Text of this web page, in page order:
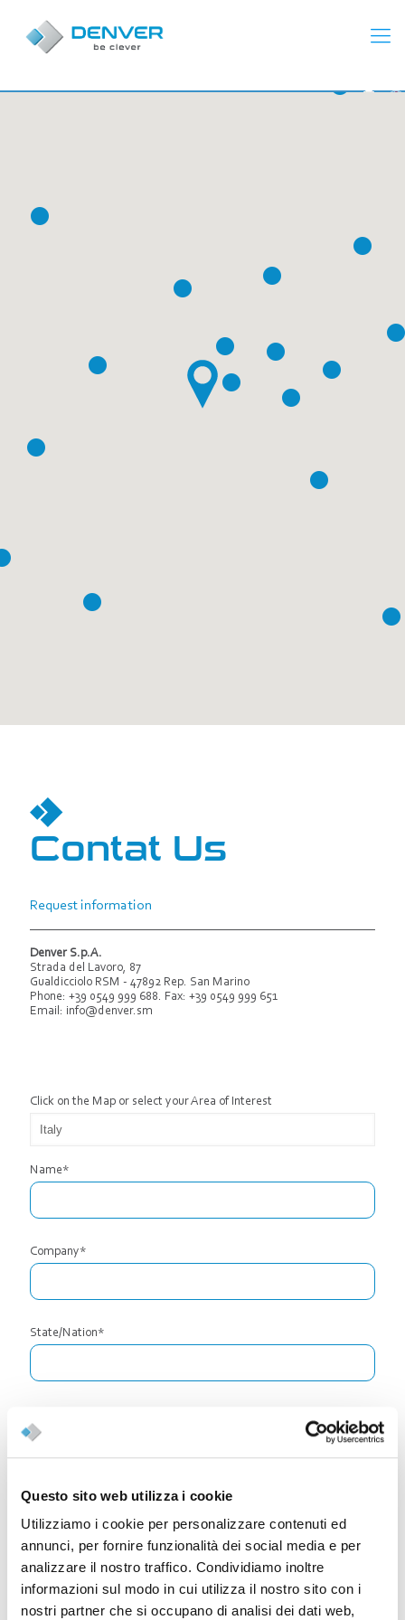
Questo sito web utilizza i cookie
Utilizziamo i cookie per personalizzare contenuti ed
annunci, per fornire funzionalità dei social media e per
analizzare il nostro traffico. Condividiamo inoltre
informazioni sul modo in cui utilizza il nostro sito con i
nostri partner che si occupano di analisi dei dati web,
Contat Us
Request information
Denver S.p.A.
Strada del Lavoro, 87
Gualdicciolo RSM - 47892 Rep. San Marino
Phone: +39 0549 999 688. Fax: +39 0549 999 651
Email: info@denver.sm
Click on the Map or select your Area of ​​Interest
Name*
Company*
State/Nation*
Phone*